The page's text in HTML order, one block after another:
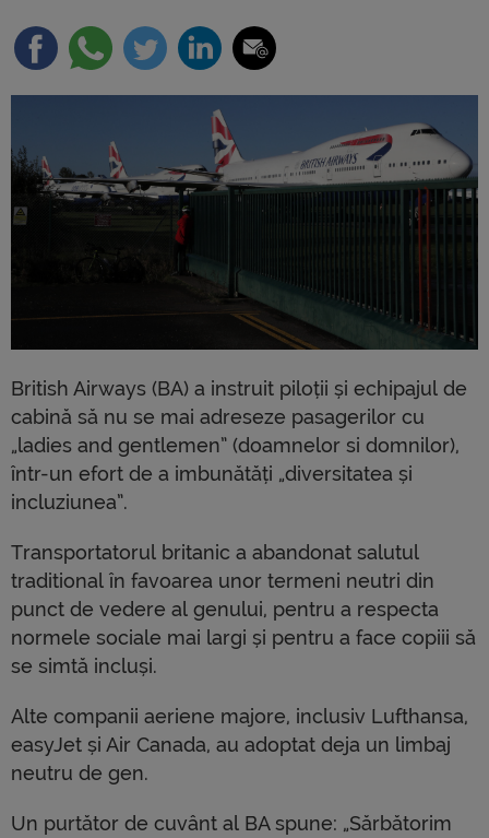
British Airways (BA) a instruit piloții și echipajul de
cabină să nu se mai adreseze pasagerilor cu
„ladies and gentlemen” (doamnelor si domnilor),
într-un efort de a imbunătăți „diversitatea și
incluziunea”.
Transportatorul britanic a abandonat salutul
traditional în favoarea unor termeni neutri din
punct de vedere al genului, pentru a respecta
normele sociale mai largi și pentru a face copiii să
se simtă incluși.
Alte companii aeriene majore, inclusiv Lufthansa,
easyJet și Air Canada, au adoptat deja un limbaj
neutru de gen.
Un purtător de cuvânt al BA spune: „Sărbătorim